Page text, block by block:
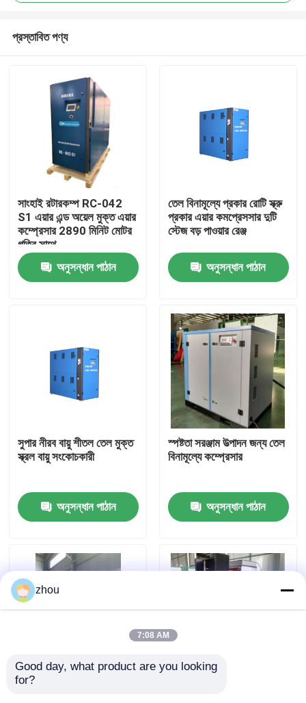
আমাদের সম্পর্কে
মান নিয়ন্ত্রণ
যোগাযোগ করুন
খবর
প্রস্তাবিত পণ্য
সাংহাই রটারকম্প RC-042
S1 এয়ার এন্ড অয়েল মুক্ত এয়ার
কম্প্রেসার 2890 মিনিট মোটর
গতির সাথে
অনুসন্ধান পাঠান
তেল বিনামূল্যে প্রকার রোটি স্ক্রু
প্রকার এয়ার কমপ্রেসসার দুটি
স্টেজ বড় পাওয়ার রেঞ্জ
অনুসন্ধান পাঠান
সুপার নীরব বায়ু শীতল তেল মুক্ত
স্ক্রল বায়ু সংকোচকারী
অনুসন্ধান পাঠান
স্পষ্টতা সরঞ্জাম উত্পাদন জন্য তেল
বিনামূল্যে কম্প্রেসার
অনুসন্ধান পাঠান
খাদ্য ও পানীয় শিল্পের জন্য
zhou
7:08 AM
Good day, what product are you looking
for?